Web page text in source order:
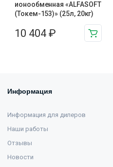
ионообменная «ALFASOFT
(Токем-153)» (25л, 20кг)
10 404 ₽
Информация
Информация для дилеров
Наши работы
Отзывы
Новости